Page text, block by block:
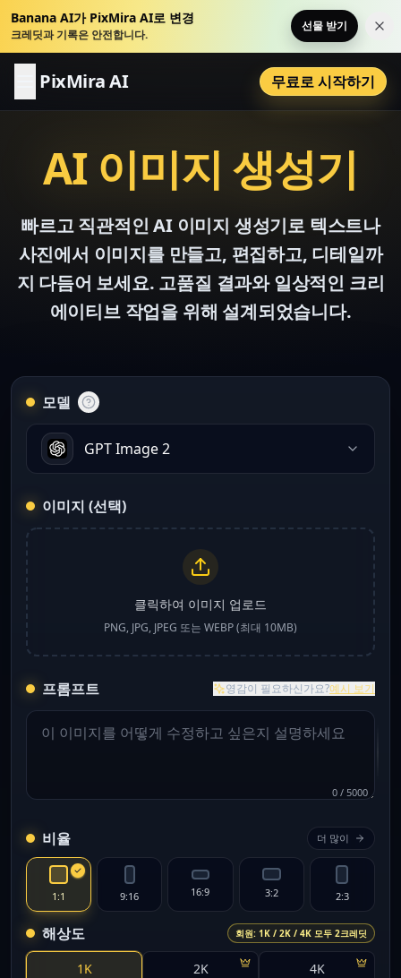
Banana AI가 PixMira AI로 변경
크레딧과 기록은 안전합니다.
선물 받기 이
PixMira AI 무료로 시작하기
AI 이미지 생성기
빠르고 직관적인 AI 이미지 생성기로 텍스트나
사진에서 이미지를 만들고, 편집하고, 디테일까
지 다듬어 보세요. 고품질 결과와 일상적인 크리
에이티브 작업을 위해 설계되었습니다.
모델
GPT Image 2
이미지 (선택)
클릭하여 이미지 업로드
PNG, JPG, JPEG 또는 WEBP (최대 10MB)
프롬프트 영감이 필요하신가요?예시 보기
0 / 5000
비율 더 많이
1:1 9:16 16:9 3:2 2:3
해상도 회원: 1K / 2K / 4K 모두 2크레딧
1K 2K 4K